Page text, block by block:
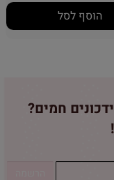
הוסף לסל
חמים?